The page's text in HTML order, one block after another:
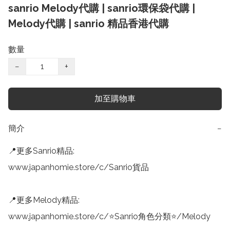
sanrio Melody代購 | sanrio環保袋代購 |
Melody代購 | sanrio 精品香港代購
數量
−
+
加至購物車
簡介 −
📍更多Sanrio精品:
www.japanhomie.store/c/Sanrio貨品
📍更多Melody精品:
www.japanhomie.store/c/⭐Sanrio角色分類⭐/Melody